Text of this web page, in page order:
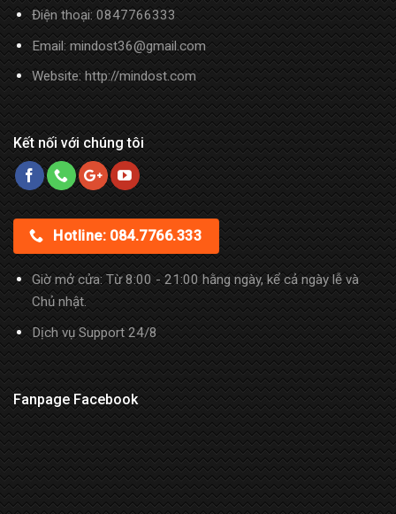
Điện thoại:0847766333
Email: mindost36@gmail.com
Website: http://mindost.com
Kết nối với chúng tôi
Hotline: 084.7766.333
Giờ mở cửa: Từ 8:00 - 21:00 hằng ngày, kể cả ngày lễ và
Chủ nhật.
Dịch vụ Support 24/8
Fanpage Facebook